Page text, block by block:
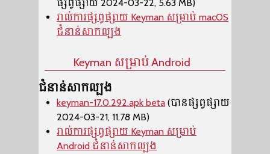
ផ្សព្វផ្សាយ 2024-03-22, 5.63 MB)
រាល់ការផ្សព្វផ្សាយ Keyman សម្រាប់ macOS
ជំនាន់សាកល្បង
Keyman សម្រាប់ Android
ជំនាន់សាកល្បង
keyman-17.0.292.apk beta (បានផ្សព្វផ្សាយ
2024-03-21, 11.78 MB)
រាល់ការផ្សព្វផ្សាយ Keyman សម្រាប់
Android ជំនាន់សាកល្បង